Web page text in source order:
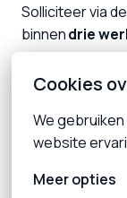
Cookies
We
website
Meer opties
Solliciteer via
binnendrie
Acquisitie
gesteld.
bouw jij mee?